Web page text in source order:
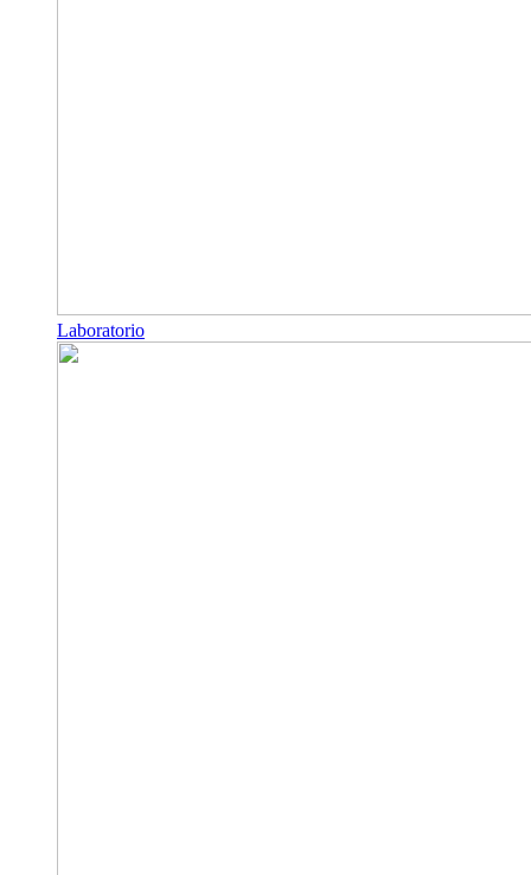
Laboratorio